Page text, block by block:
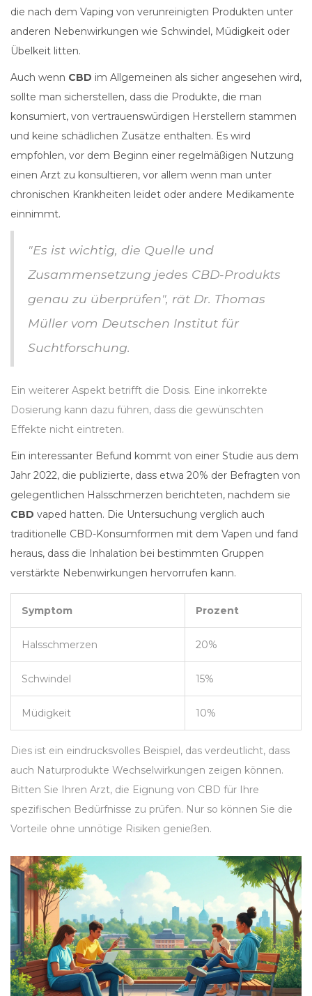
die nach dem Vaping von verunreinigten Produkten unter
anderen Nebenwirkungen wie Schwindel, Müdigkeit oder
Übelkeit litten.
Auch wenn CBD im Allgemeinen als sicher angesehen wird,
sollte man sicherstellen, dass die Produkte, die man
konsumiert, von vertrauenswürdigen Herstellern stammen
und keine schädlichen Zusätze enthalten. Es wird
empfohlen, vor dem Beginn einer regelmäßigen Nutzung
einen Arzt zu konsultieren, vor allem wenn man unter
chronischen Krankheiten leidet oder andere Medikamente
einnimmt.
"Es ist wichtig, die Quelle und
Zusammensetzung jedes CBD-Produkts
genau zu überprüfen", rät Dr. Thomas
Müller vom Deutschen Institut für
Suchtforschung.
Ein weiterer Aspekt betrifft die Dosis. Eine inkorrekte
Dosierung kann dazu führen, dass die gewünschten
Effekte nicht eintreten.
Ein interessanter Befund kommt von einer Studie aus dem
Jahr 2022, die publizierte, dass etwa 20% der Befragten von
gelegentlichen Halsschmerzen berichteten, nachdem sie
CBD vaped hatten. Die Untersuchung verglich auch
traditionelle CBD-Konsumformen mit dem Vapen und fand
heraus, dass die Inhalation bei bestimmten Gruppen
verstärkte Nebenwirkungen hervorrufen kann.
Symptom Prozent
Halsschmerzen 20%
Schwindel 15%
Müdigkeit 10%
Dies ist ein eindrucksvolles Beispiel, das verdeutlicht, dass
auch Naturprodukte Wechselwirkungen zeigen können.
Bitten Sie Ihren Arzt, die Eignung von CBD für Ihre
spezifischen Bedürfnisse zu prüfen. Nur so können Sie die
Vorteile ohne unnötige Risiken genießen.